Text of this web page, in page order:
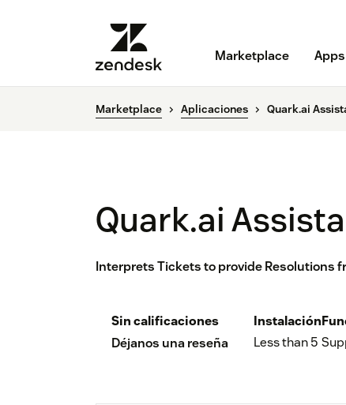
Marketplace Apps
Marketplace Aplicaciones Quark.ai
Quark.ai
Interprets Tickets to provide Resolutions
Sin calificaciones
Déjanos una reseña
Instalación
Less than 5